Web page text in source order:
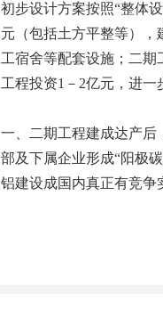
初步设计方案按照“整体
元（包括土方平整等），
工宿舍等配套设施；二期
工程投资1－2亿元，进一
一、二期工程建成达产后
部及下属企业形成“阳
铝建设成国内真正有竞争